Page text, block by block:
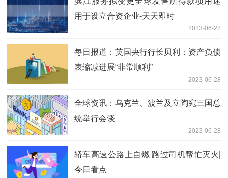
用于设立合资企业-天天即时
2023-06-28
每日报道：英国央行行长贝利：资产负债
表缩减进展“非常顺利”
2023-06-28
全球资讯：乌克兰、波兰及立陶宛三国总
统举行会谈
2023-06-28
轿车高速公路上自燃 路过司机帮忙灭火|
今日看点